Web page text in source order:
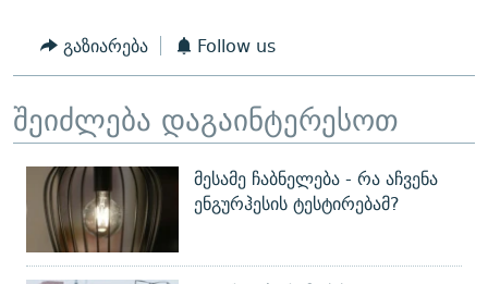
გაზიარება Follow us
შეიძლება დაგაინტერესოთ
მესამე ჩაბნელება - რა აჩვენა
ენგურჰესის ტესტირებამ?